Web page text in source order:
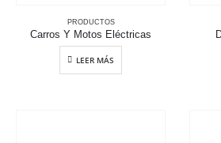
PRODUCTOS
Carros Y Motos Eléctricas
LEER MÁS